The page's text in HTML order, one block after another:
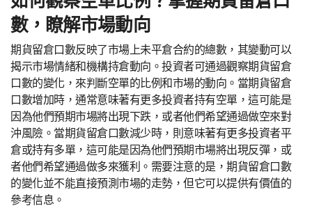
數，瞭解市場動向
期貨留倉口數反映了市場上未平倉合約的總數，其變動可以
揭示市場情緒和機構持倉動向。投資者可通過觀察期貨留倉
口數的變化，來判斷空單的比例和市場的動向。當期貨留倉
口數增加時，通常意味著有更多投資者持有空單，這可能是
因為他們預期市場將出現下跌，或者他們希望通過做空來對
沖風險。當期貨留倉口數減少時，則意味著有更多投資者平
倉或持有多單，這可能是因為他們預期市場將出現反彈，或
者他們希望通過做多來獲利。需要注意的是，期貨留倉口數
的變化並不能直接預測市場的走勢，但它可以提供有價值的
參考信息。